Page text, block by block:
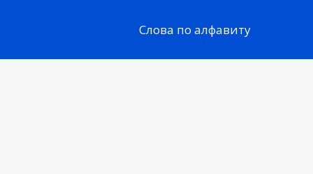
Слова по алфавиту